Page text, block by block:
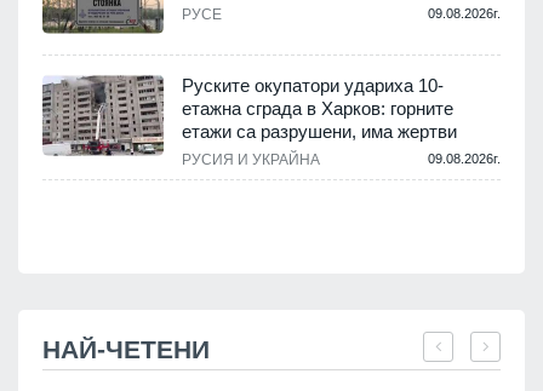
РУСЕ 09.08.2026г.
Руските окупатори удариха 10-
етажна сграда в Харков: горните
етажи са разрушени, има жертви
РУСИЯ И УКРАЙНА 09.08.2026г.
НАЙ-ЧЕТЕНИ